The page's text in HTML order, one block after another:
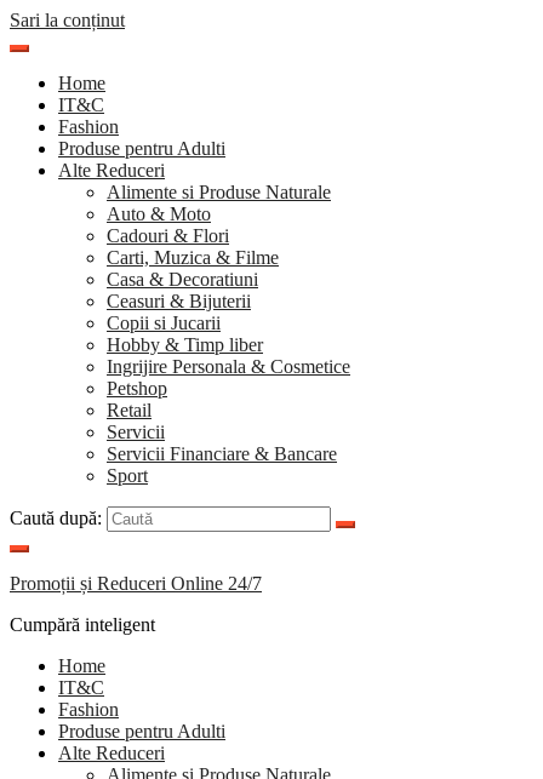
Sari la conținut
Home
IT&C
Fashion
Produse pentru Adulti
Alte Reduceri
Alimente si Produse Naturale
Auto & Moto
Cadouri & Flori
Carti, Muzica & Filme
Casa & Decoratiuni
Ceasuri & Bijuterii
Copii si Jucarii
Hobby & Timp liber
Ingrijire Personala & Cosmetice
Petshop
Retail
Servicii
Servicii Financiare & Bancare
Sport
Caută după:
Promoții și Reduceri Online 24/7
Cumpără inteligent
Home
IT&C
Fashion
Produse pentru Adulti
Alte Reduceri
Alimente si Produse Naturale